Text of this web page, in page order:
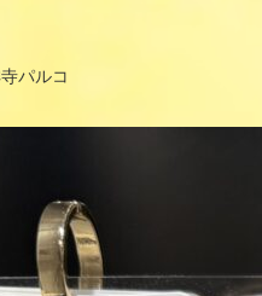
パルコ